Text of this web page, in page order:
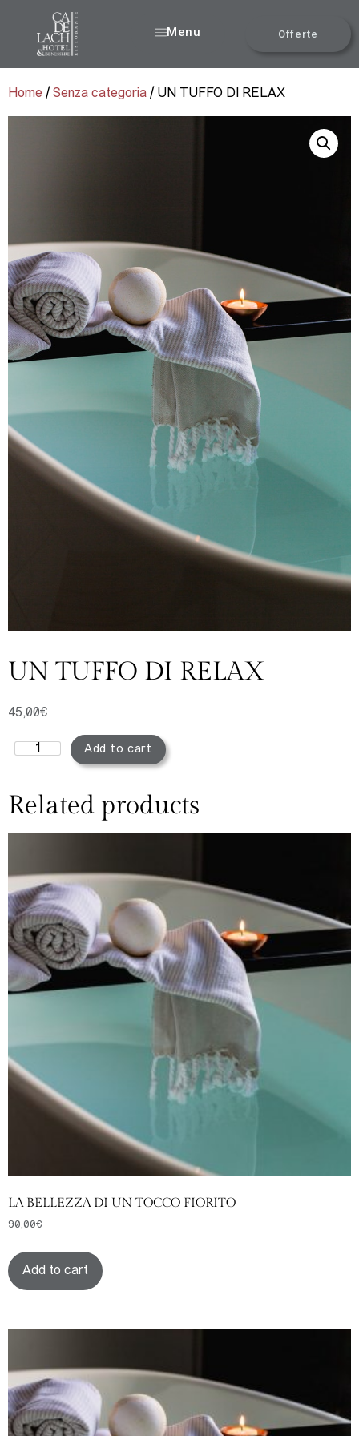
Menu Offerte
Home / Senza categoria / UN TUFFO DI RELAX
UN TUFFO DI RELAX
45,00€
Add to cart
Related products
LA BELLEZZA DI UN TOCCO FIORITO
90,00€
Add to cart